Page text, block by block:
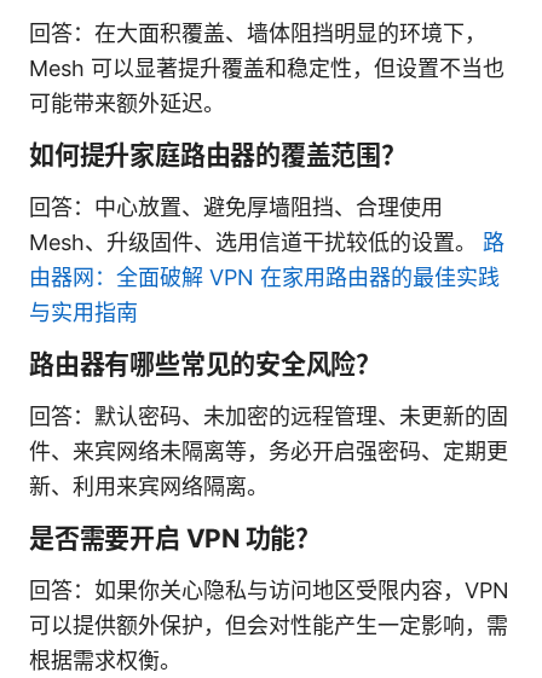
回答：在大面积覆盖、墙体阻挡明显的环境下，
Mesh 可以显著提升覆盖和稳定性，但设置不当也
可能带来额外延迟。
如何提升家庭路由器的覆盖范围？
回答：中心放置、避免厚墙阻挡、合理使用
Mesh、升级固件、选用信道干扰较低的设置。 路
由器网：全面破解 VPN 在家用路由器的最佳实践
与实用指南
路由器有哪些常见的安全风险？
回答：默认密码、未加密的远程管理、未更新的固
件、来宾网络未隔离等，务必开启强密码、定期更
新、利用来宾网络隔离。
是否需要开启 VPN 功能？
回答：如果你关心隐私与访问地区受限内容，VPN
可以提供额外保护，但会对性能产生一定影响，需
根据需求权衡。